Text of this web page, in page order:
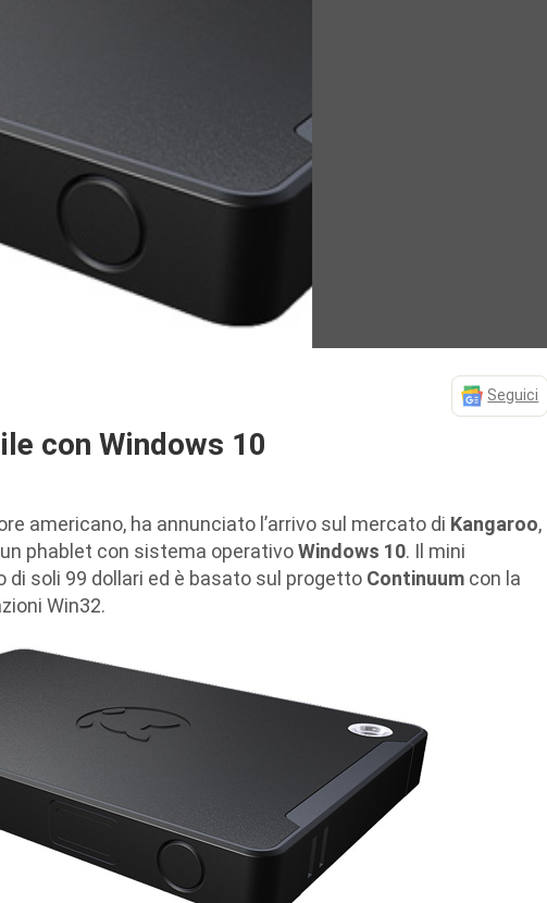
Seguici
con Windows 10
americano, ha annunciato l’arrivo sul mercato di Kangaroo,
phablet con sistema operativoWindows 10. Il mini
soli 99 dollari ed è basato sul progetto Continuum con la
Win32.